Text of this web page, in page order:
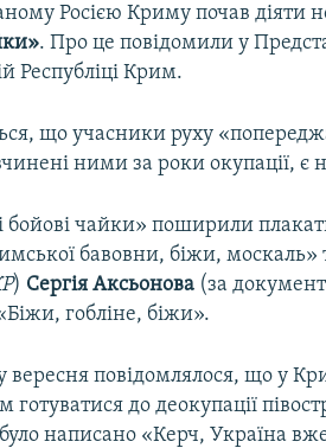
Росією Криму почав діяти
. Про це повідомили у
Республіці Крим.
що учасники руху
ними за роки окупації,
бойові чайки» поширили
бавовни, біжи,
) Сергія Аксьонова (за
гобліне, біжи».
вересня повідомлялося, що у
готуватися до деокупації
було написано «Керч, Україна